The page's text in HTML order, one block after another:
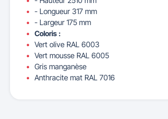
- Longueur 317 mm
- Largeur 175 mm
Coloris :
Vert olive RAL 6003
Vert mousse RAL 6005
Gris manganèse
Anthracite mat RAL 7016